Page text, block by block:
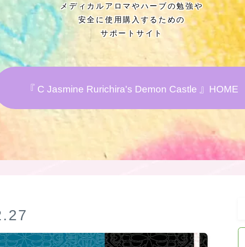
★導きの階層図/目次
お知らせ
Cジャスミン瑠璃地楽の主な活動先リン
ク集
★スペシャルアロマハーブ４択クイズ
メディカルアロマやハーブの勉強や
安全に使用購入するための
サポートサイト
『 C Jasmine Rurichira's Demon Castle 』HOME